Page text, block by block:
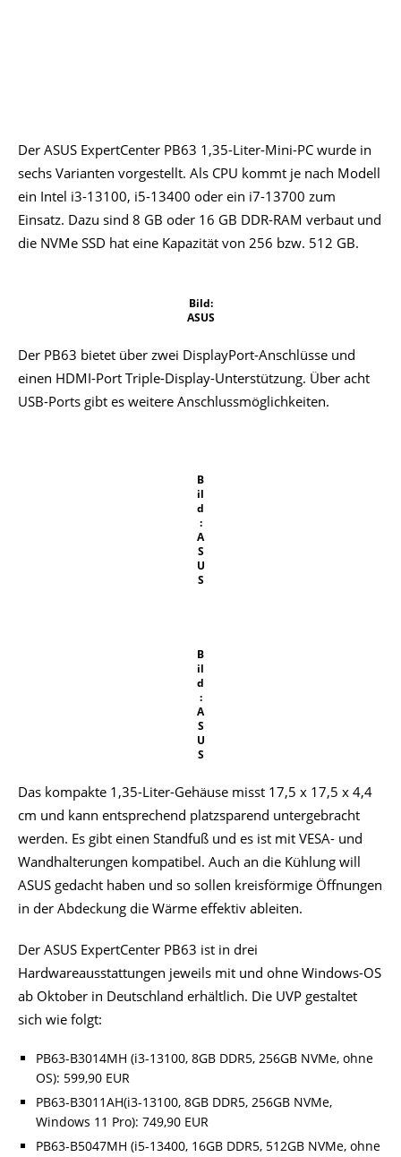
Der ASUS ExpertCenter PB63 1,35-Liter-Mini-PC wurde in
sechs Varianten vorgestellt. Als CPU kommt je nach Modell
ein Intel i3-13100, i5-13400 oder ein i7-13700 zum
Einsatz. Dazu sind 8 GB oder 16 GB DDR-RAM verbaut und
die NVMe SSD hat eine Kapazität von 256 bzw. 512 GB.
Bild:
ASUS
Der PB63 bietet über zwei DisplayPort-Anschlüsse und
einen HDMI-Port Triple-Display-Unterstützung. Über acht
USB-Ports gibt es weitere Anschlussmöglichkeiten.
B
il
d
:
A
S
U
S
B
il
d
:
A
S
U
S
Das kompakte 1,35-Liter-Gehäuse misst 17,5 x 17,5 x 4,4
cm und kann entsprechend platzsparend untergebracht
werden. Es gibt einen Standfuß und es ist mit VESA- und
Wandhalterungen kompatibel. Auch an die Kühlung will
ASUS gedacht haben und so sollen kreisförmige Öffnungen
in der Abdeckung die Wärme effektiv ableiten.
Der ASUS ExpertCenter PB63 ist in drei
Hardwareausstattungen jeweils mit und ohne Windows-OS
ab Oktober in Deutschland erhältlich. Die UVP gestaltet
sich wie folgt:
PB63-B3014MH (i3-13100, 8GB DDR5, 256GB NVMe, ohne
OS): 599,90 EUR
PB63-B3011AH(i3-13100, 8GB DDR5, 256GB NVMe,
Windows 11 Pro): 749,90 EUR
PB63-B5047MH (i5-13400, 16GB DDR5, 512GB NVMe, ohne